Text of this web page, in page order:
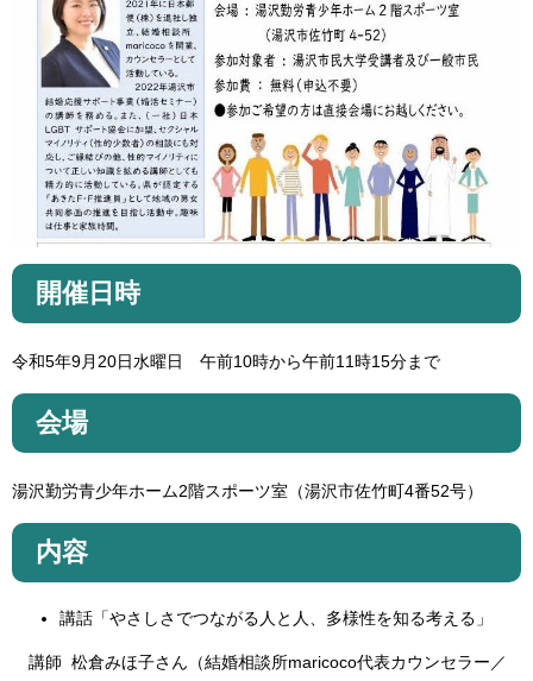
開催日時
令和5年9月20日水曜日 午前10時から午前11時15分まで
会場
湯沢勤労青少年ホーム2階スポーツ室（湯沢市佐竹町4番52号）
内容
講話「やさしさでつながる人と人、多様性を知る考える」
講師 松倉みほ子さん（結婚相談所maricoco代表カウンセラー／